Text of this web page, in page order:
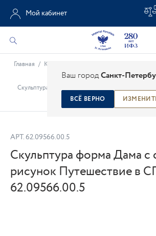
Ваш городСанкт-
ВСЁ ВЕРНО
Мой кабинет
0
Главная / Каталог
Скульптура /
Скульптура форма Дама с собачкой рисунок
62.09566.00.5
АРТ.62.09566.00.5
Скульптура форма Дама с
рисунок Путешествие в
62.09566.00.5